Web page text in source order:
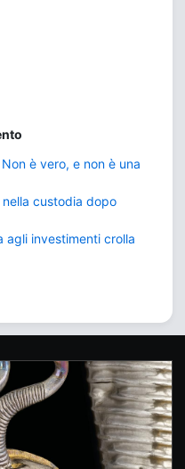
è vero, e non è una
custodia dopo
agli investimenti crolla